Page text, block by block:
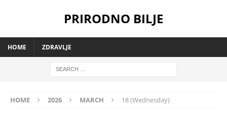
PRIRODNO BILJE
HOME ZDRAVLJE
HOME 2026 MARCH 18 (Wednesday)